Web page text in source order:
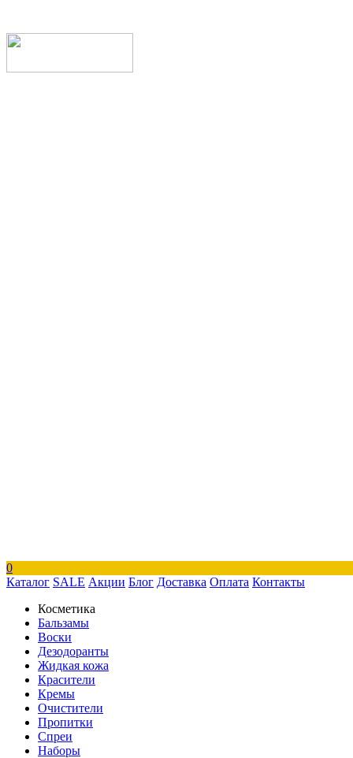
0
Каталог SALE Акции Блог Доставка Оплата Контакты
Косметика
Бальзамы
Воски
Дезодоранты
Жидкая кожа
Красители
Кремы
Очистители
Пропитки
Спреи
Наборы